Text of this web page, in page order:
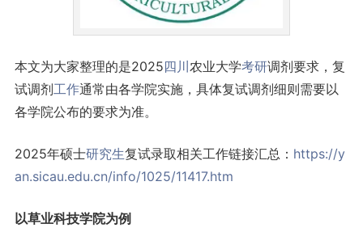
本文为大家整理的是2025四川 农业大学考研调剂要求，复
试调剂工作通常由各学院实施，具体复试调剂细则需要以
各学院公布的要求为准。
2025年硕士研究生复试录取相关工作链接汇总： https://y
an.sicau.edu.cn/info/1025/11417.htm
以草业科技学院为例